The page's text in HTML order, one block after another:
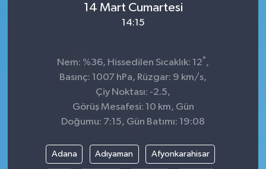
14 Mart Cumartesi
14:15
Nem: %36, Hissedilen Sıcaklık: 12° ,
Basınç: 1007 hPa, Rüzgar: 9 km/s,
Çiy Noktası: -2.5,
Görüş Mesafesi: 10 km, Gün
Doğumu: 7:15, Gün Batımı: 19:08
Adana Adıyaman Afyonkarahisar